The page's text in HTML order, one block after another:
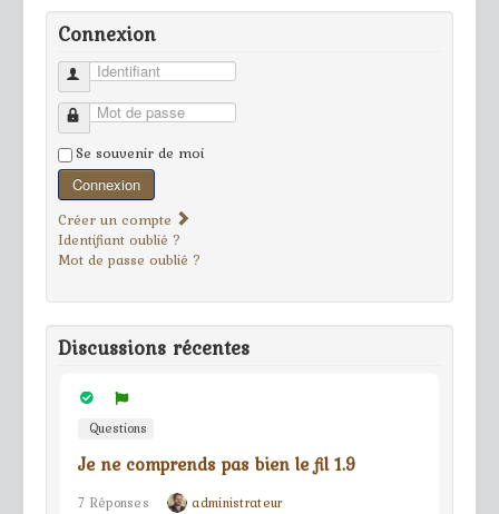
Connexion
Identifiant
Mot de passe
Se souvenir de moi
Connexion
Créer un compte
Identifiant oublié ?
Mot de passe oublié ?
Discussions récentes
Questions
Je ne comprends pas bien le fil 1.9
7 Réponses
administrateur